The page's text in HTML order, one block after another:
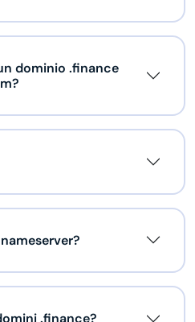
dominio .finance